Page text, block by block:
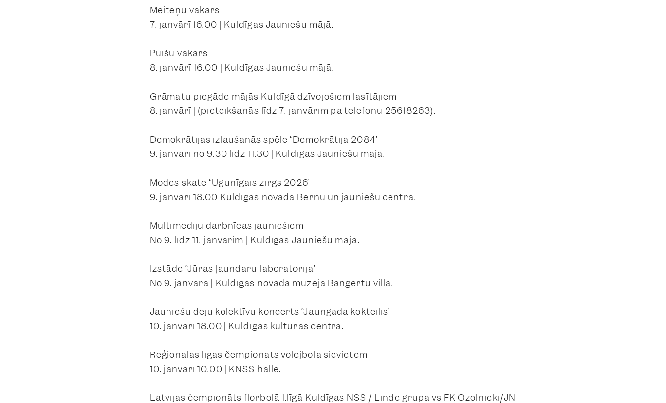
Meiteņu vakars
7. janvārī 16.00 | Kuldīgas Jauniešu mājā.
Puišu vakars
8. janvārī 16.00 | Kuldīgas Jauniešu mājā.
Grāmatu piegāde mājās Kuldīgā dzīvojošiem lasītājiem
8. janvārī | (pieteikšanās līdz 7. janvārim pa telefonu 25618263).
Demokrātijas izlaušanās spēle “Demokrātija 2084”
9. janvārī no 9.30 līdz 11.30 | Kuldīgas Jauniešu mājā.
Modes skate “Ugunīgais zirgs 2026”
9. janvārī 18.00 Kuldīgas novada Bērnu un jauniešu centrā.
Multimediju darbnīcas jauniešiem
No 9. līdz 11. janvārim | Kuldīgas Jauniešu mājā.
Izstāde “Jūras ļaundaru laboratorija”
No 9. janvāra | Kuldīgas novada muzeja Bangertu villā.
Jauniešu deju kolektīvu koncerts “Jaungada kokteilis”
10. janvārī 18.00 | Kuldīgas kultūras centrā.
Reģionālās līgas čempionāts volejbolā sievietēm
10. janvārī 10.00 | KNSS hallē.
Latvijas čempionāts florbolā 1.līgā Kuldīgas NSS / Linde grupa vs FK Ozolnieki/JN